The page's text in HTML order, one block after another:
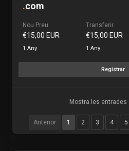
.com
Nou Preu
€15,00 EUR
1 Any
Transferir
€15,00 EUR
1 Any
Registrar
Anterior 1 2 3 4 5
Mostra les entrades